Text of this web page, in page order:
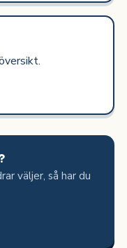
väljer, så har du